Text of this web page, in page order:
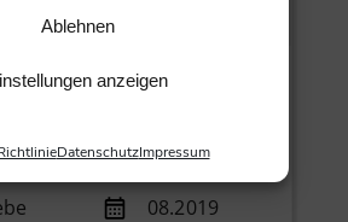
Ablehnen
anzeigen
DatenschutzImpressum
69.990 km
08.2019